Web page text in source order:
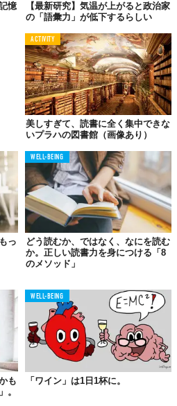
05.
が養われる
のとの出会いも劇的に増やしてくれ
をあなたに与え、知的にさせてくれ
解も一気に深めてくれる。そこが読
という時の
を鈍らせない
憶
【最新研究】気温が上がると政治家
の「語彙力」が低下するらしい
ACTIVITY
美しすぎて、読書に全く集中できな
いプラハの図書館（画像あり）
っ
WELL-BEING
どう読むか、ではなく、なにを読む
か。正しい読書力を身につける「8
のメソッド」
も
。
WELL-BEING
「ワイン」は1日1杯に。